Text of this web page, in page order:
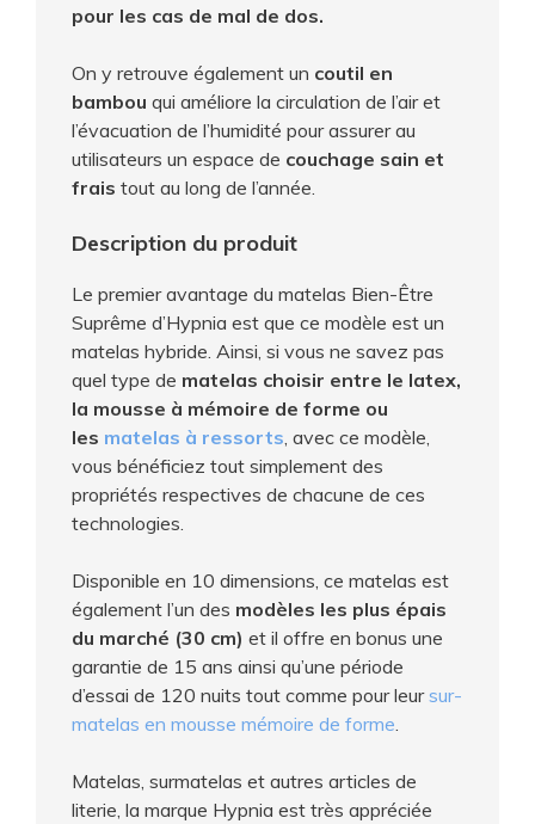
pour les cas de mal de dos.
On y retrouve également un coutil en
bambou qui améliore la circulation de l’air et
l’évacuation de l’humidité pour assurer au
utilisateurs un espace de couchage sain et
frais tout au long de l’année.
Description du produit
Le premier avantage du matelas Bien-Être
Suprême d’Hypnia est que ce modèle est un
matelas hybride. Ainsi, si vous ne savez pas
quel type de matelas choisir entre le latex,
la mousse à mémoire de forme ou
les matelas à ressorts , avec ce modèle,
vous bénéficiez tout simplement des
propriétés respectives de chacune de ces
technologies.
Disponible en 10 dimensions, ce matelas est
également l’un des modèles les plus épais
du marché (30 cm) et il offre en bonus une
garantie de 15 ans ainsi qu’une période
d’essai de 120 nuits tout comme pour leursur-
matelas en mousse mémoire de forme
Matelas, surmatelas et autres articles de
literie, la marque Hypnia est très appréciée